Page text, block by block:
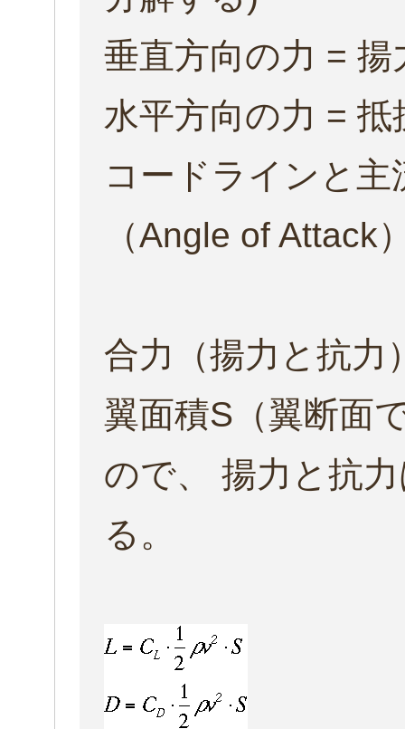
垂直方向の力 = 揚
水平方向の力 = 抵
コードラインと
（Angle of Attack
合力（揚力と抗力
翼面積S（翼断面
ので、 揚力と抗
る。